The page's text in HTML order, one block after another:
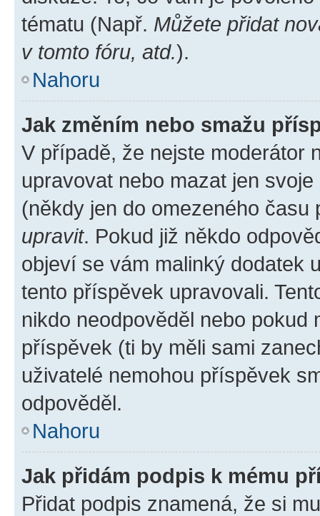
tématu (Např. Můžete přidat
v tomto fóru, atd.).
Nahoru
Jak změním nebo smažu
V případě, že nejste moderátor
upravovat nebo mazat jen
(někdy jen do omezeného
upravit. Pokud již někdo
objeví se vám malinký dodatek
tento příspěvek upravovali.
nikdo neodpověděl nebo pokud
příspěvek (ti by měli sami
uživatelé nemohou příspěvek
odpověděl.
Nahoru
Jak přidám podpis k mému
Přidat podpis znamená, že si